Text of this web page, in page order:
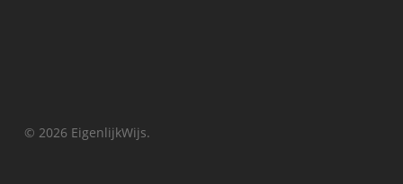
© 2026 EigenlijkWijs.